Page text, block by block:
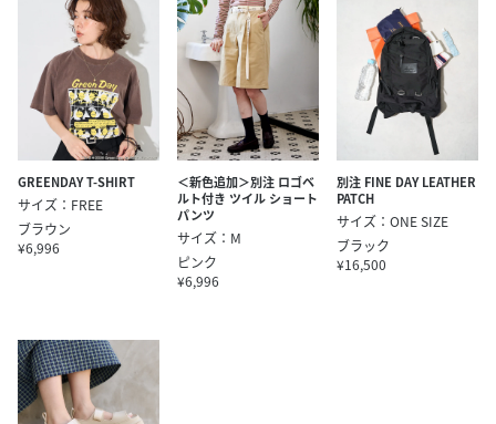
GREENDAY T-SHIRT
サイズ：FREE
ブラウン
¥6,996
＜新色追加＞別注 ロゴベ
ルト付き ツイル ショート
パンツ
サイズ：M
ピンク
¥6,996
別注 FINE DAY LEATHER
PATCH
サイズ：ONE SIZE
ブラック
¥16,500